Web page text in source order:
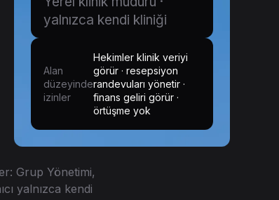
yalnızca kendi kliniği
Alan
düzeyinde
izinler
Hekimler klinik veriyi
görür · resepsiyon
randevuları yönetir ·
finans geliri görür ·
örtüşme yok
Grup Yönetimi,
yalnızca kendi